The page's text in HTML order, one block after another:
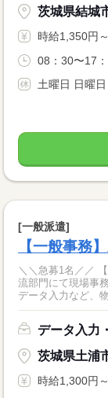
茨城県結城
時給1,350円～
08：30〜17
土曜日 日曜日
[一般派遣]
【一般事務
＼＼急募1名／／ 【お仕事内容】 加工食品を製造している工場の物
流部門にて現場事
データ入力など、
データ入力
茨城県土浦
時給1,300円